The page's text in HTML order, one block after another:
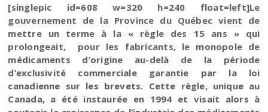
[singlepic id=608 w=320 h=240 float=left]Le
gouvernement de la Province du Québec vient de
mettre un terme à la « règle des 15 ans » qui
prolongeait, pour les fabricants, le monopole de
médicaments d’origine au-delà de la période
d’exclusivité commerciale garantie par la loi
canadienne sur les brevets. Cette règle, unique au
Canada, a été instaurée en 1994 et visait alors à